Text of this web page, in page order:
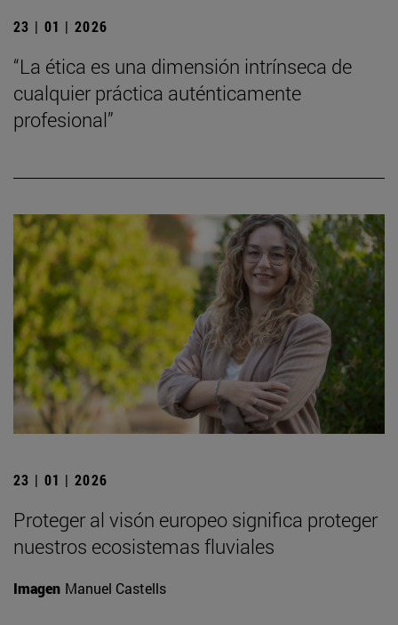
23 | 01 | 2026
“La ética es una dimensión intrínseca de
cualquier práctica auténticamente
profesional”
23 | 01 | 2026
Proteger al visón europeo significa proteger
nuestros ecosistemas fluviales
Imagen Manuel Castells